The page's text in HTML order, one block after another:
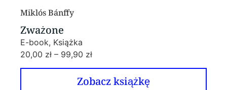
Miklós Bánffy
Zważone
E-book, Książka
20,00 zł – 99,90 zł
Zobacz książkę